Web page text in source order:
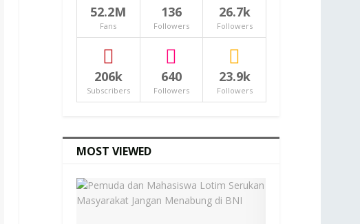
52.2M
Fans
136
Followers
26.7k
Followers
206k
Subscribers
640
Followers
23.9k
Followers
MOST VIEWED